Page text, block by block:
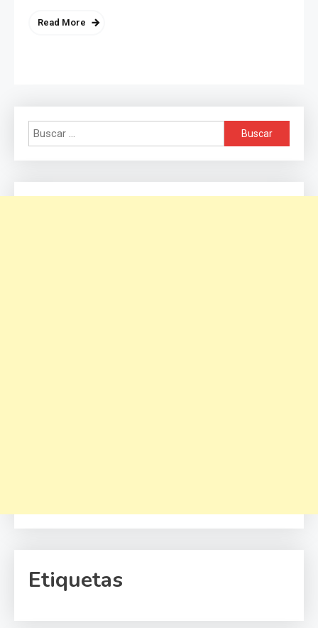
Read More
Buscar:
Etiquetas